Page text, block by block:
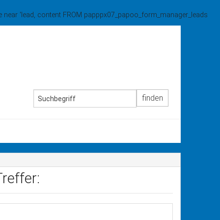
'lead, content FROM papppx07_papoo_form_manager_leads